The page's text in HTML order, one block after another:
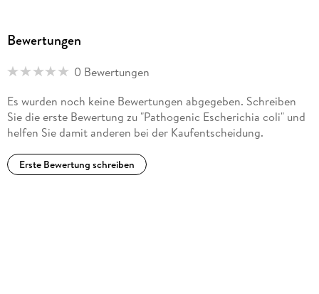
Bewertungen
0 Bewertungen
Es wurden noch keine Bewertungen abgegeben. Schreiben
Sie die erste Bewertung zu "Pathogenic Escherichia coli" und
helfen Sie damit anderen bei der Kaufentscheidung.
Erste Bewertung schreiben